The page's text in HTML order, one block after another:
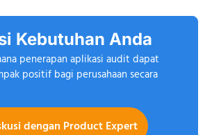
penerapan aplikasi audit dapat
positif bagi perusahaan secara
Kebutuhan Anda
dengan Product Expert